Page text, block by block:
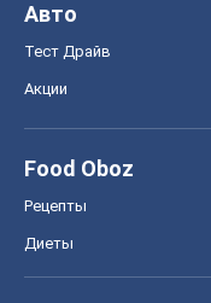
Авто
Тест Драйв
Акции
Food Oboz
Рецепты
Диеты